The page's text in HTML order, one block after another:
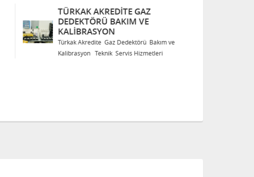
TÜRKAK AKREDITE GAZ
DEDEKTÖRÜ BAKIM VE
KALIBRASYON
Türkak Akredite Gaz Dedektörü Bakım ve
Kalibrasyon Teknik Servis Hizmetleri